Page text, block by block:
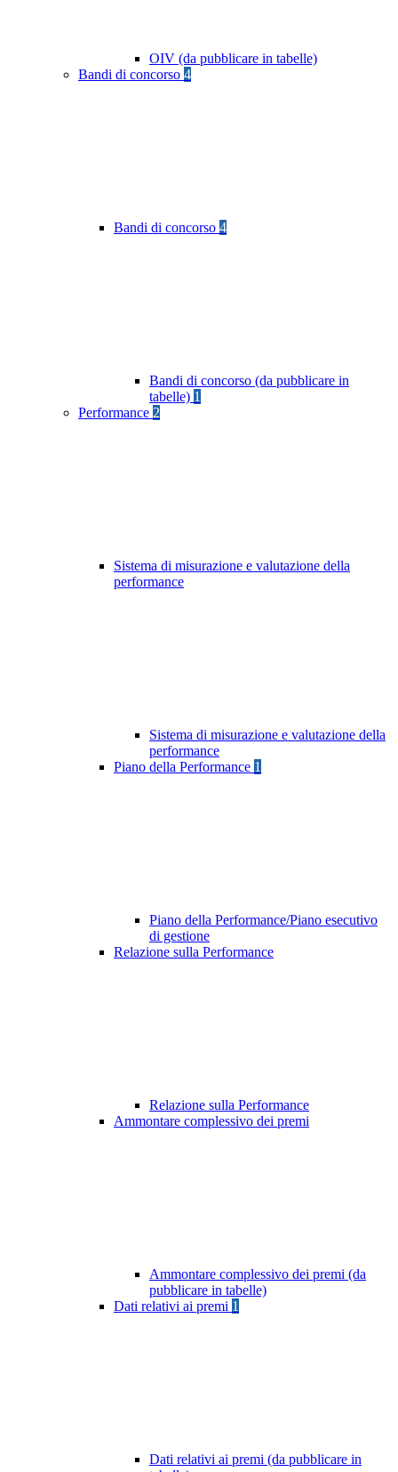
OIV (da pubblicare in tabelle)
Bandi di concorso 4
Bandi di concorso 4
Bandi di concorso (da pubblicare in
tabelle) 1
Performance 2
Sistema di misurazione e valutazione della
performance
Sistema di misurazione e valutazione della
performance
Piano della Performance 1
Piano della Performance/Piano esecutivo
di gestione
Relazione sulla Performance
Relazione sulla Performance
Ammontare complessivo dei premi
Ammontare complessivo dei premi (da
pubblicare in tabelle)
Dati relativi ai premi 1
Dati relativi ai premi (da pubblicare in